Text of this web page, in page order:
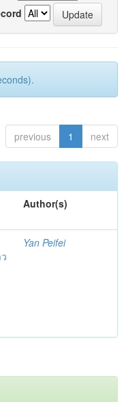
previous 1 next
Author(s)
Yan Peifei